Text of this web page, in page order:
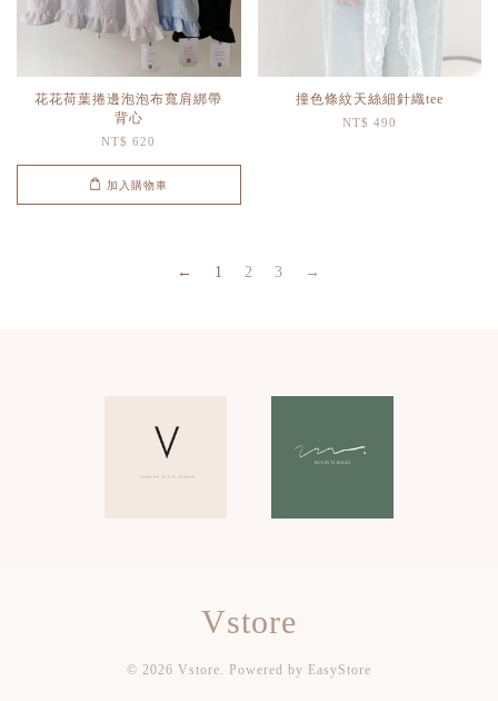
花花荷葉捲邊泡泡布寬肩綁帶
背心
NT$ 620
加入購物車
撞色條紋天絲細針織tee
NT$ 490
← 1 2 3 →
Vstore
© 2026 Vstore. Powered by EasyStore